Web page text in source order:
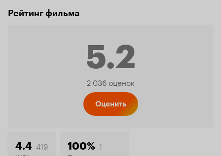
Рейтинг фильма
5.2
Рейтинг
2 036 оценок
Оценить
4.4 419 100% 1